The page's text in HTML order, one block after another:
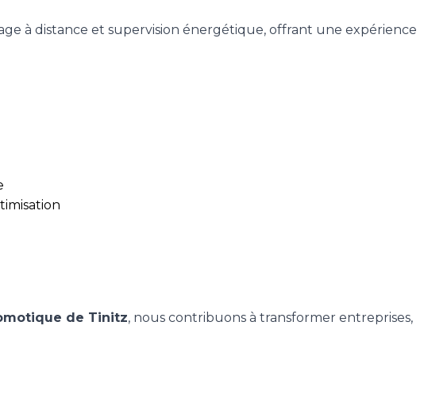
à distance et supervision énergétique, offrant une expérience
de Tinitz, nous contribuons à transformer entreprises,